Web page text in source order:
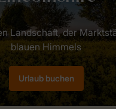
Urlaub buchen